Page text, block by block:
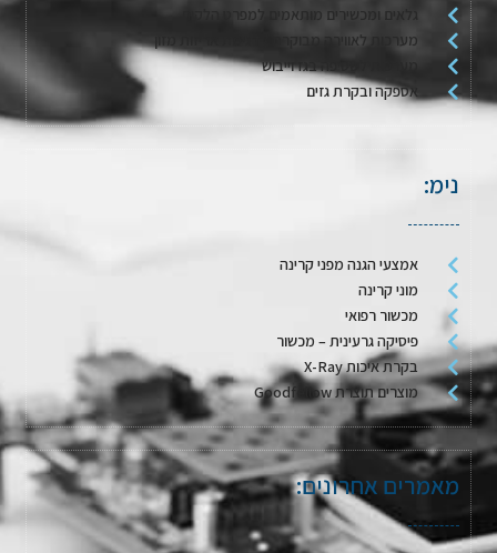
גלאים ומכשירים מותאמים למפרט הלקוח
מערכות לאווירה מבוקרת / דגימת אריזות מזון
מערכות לשטיפה בגז וייבוש
אספקה ובקרת גזים
נימ:
אמצעי הגנה מפני קרינה
מוני קרינה
מכשור רפואי
פיסיקה גרעינית – מכשור
בקרת איכות X-Ray
מוצרים תוצרת Goodfellow
מאמרים אחרונים: